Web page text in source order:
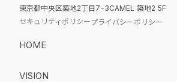
東京都中央区築地2丁目7−3CAMEL 築地2 5F
セキュリティポリシープライバシーポリシー
HOME
VISION